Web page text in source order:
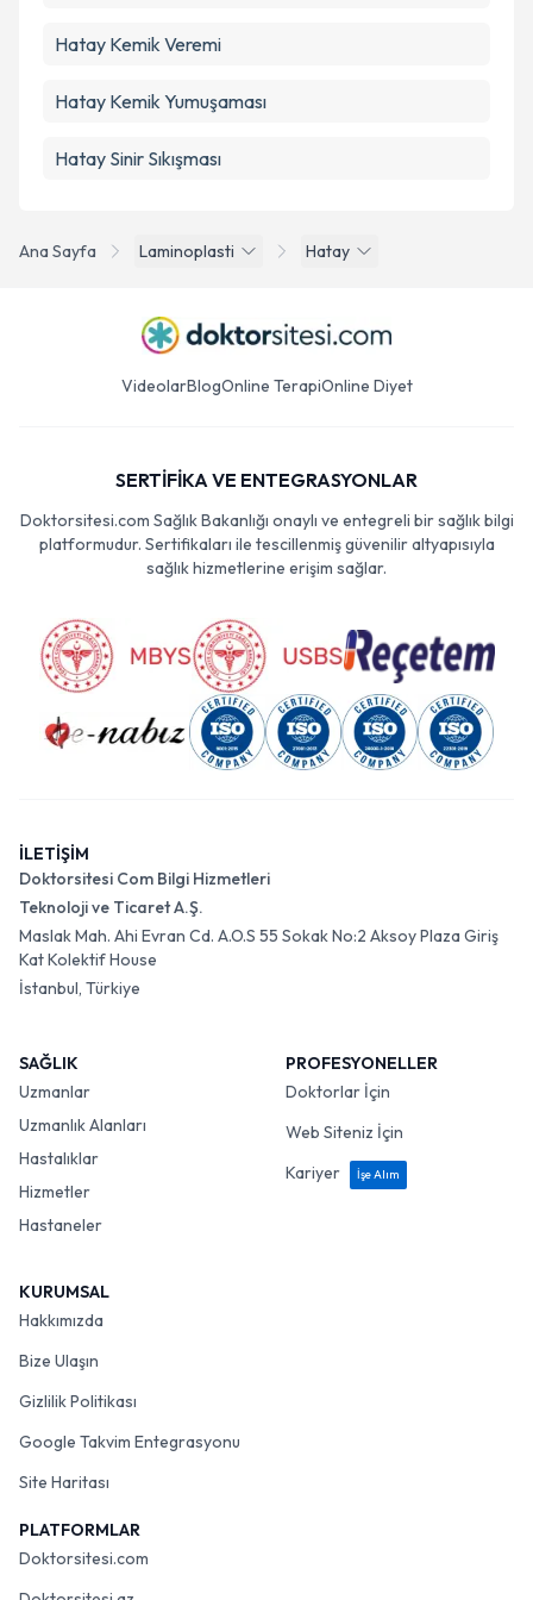
Ana Sayfa Laminoplasti Hatay
Hatay Kemik Veremi
Hatay Kemik Yumuşaması
Hatay Sinir Sıkışması
VideolarBlogOnline TerapiOnline Diyet
SERTİFİKA VE ENTEGRASYONLAR
Doktorsitesi.com Sağlık Bakanlığı onaylı ve entegreli bir sağlık bilgi
platformudur. Sertifikaları ile tescillenmiş güvenilir altyapısıyla
sağlık hizmetlerine erişim sağlar.
İLETİŞİM
Doktorsitesi Com Bilgi Hizmetleri
Teknoloji ve Ticaret A.Ş.
Maslak Mah. Ahi Evran Cd. A.O.S 55 Sokak No:2 Aksoy Plaza Giriş
Kat Kolektif House
İstanbul, Türkiye
SAĞLIK
Uzmanlar
Uzmanlık Alanları
Hastalıklar
Hizmetler
Hastaneler
PROFESYONELLER
Doktorlar İçin
Web Siteniz İçin
Kariyer
İşe Alım
KURUMSAL
Hakkımızda
Bize Ulaşın
Gizlilik Politikası
Google Takvim Entegrasyonu
Site Haritası
PLATFORMLAR
Doktorsitesi.com